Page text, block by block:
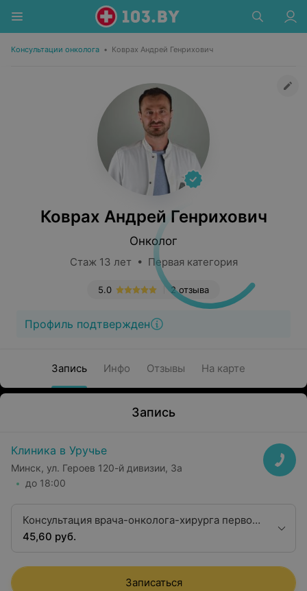
Консультации онколога • Коврах Андрей Генрихович
Коврах Андрей Генрихович
Онколог
Стаж 13 лет • Первая категория
2 отзыва
5.0
Профиль подтвержден
Запись Инфо Отзывы На карте
Запись
Клиника в Уручье
Минск, ул. Героев 120-й дивизии, 3а
до 18:00
Консультация врача-онколога-хирурга первой
квалификационной категории
45,60 руб.
Записаться